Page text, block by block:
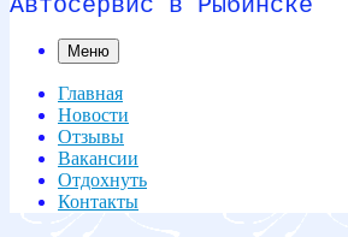
Меню
Главная
Новости
Отзывы
Вакансии
Отдохнуть
Контакты